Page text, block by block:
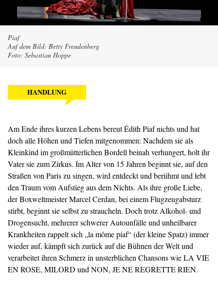
Piaf
Auf dem Bild: Betty Freudenberg
Foto: Sebastian Hoppe
HANDLUNG
Am Ende ihres kurzen Lebens bereut Édith Piaf nichts und hat
doch alle Höhen und Tiefen mitgenommen: Nachdem sie als
Kleinkind im großmütterlichen Bordell beinah verhungert, holt ihr
Vater sie zum Zirkus. Im Alter von 15 Jahren beginnt sie, auf den
Straßen von Paris zu singen, wird entdeckt und berühmt und lebt
den Traum vom Aufstieg aus dem Nichts. Als ihre große Liebe,
der Boxweltmeister Marcel Cerdan, bei einem Flugzeugabsturz
stirbt, beginnt sie selbst zu straucheln. Doch trotz Alkohol- und
Drogensucht, mehrerer schwerer Autounfälle und unheilbarer
Krankheiten rappelt sich „la môme piaf“ (der kleine Spatz) immer
wieder auf, kämpft sich zurück auf die Bühnen der Welt und
verarbeitet ihren Schmerz in unsterblichen Chansons wie LA VIE
EN ROSE, MILORD und NON, JE NE REGRETTE RIEN.